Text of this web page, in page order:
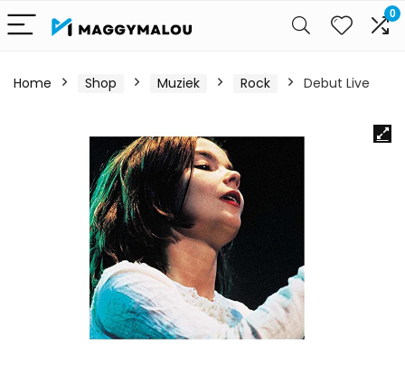
0
Home Shop Muziek Rock Debut Live